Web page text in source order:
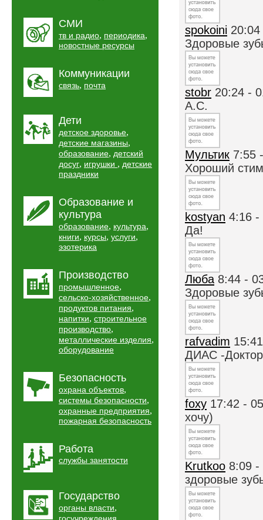
СМИ
тв и радио, периодика,
новостные ресурсы
Коммуникации
связь, почта
Дети
детское здоровье,
детские магазины,
образование, детский
досуг, игрушки , детские
праздники
Образование и
культура
образование, культура,
книги, курсы, услуги,
эзотерика
Производство
промышленное,
сельско-хозяйственное,
продуктов питания,
напитки, строительное
производство,
металлические изделия,
оборудование
Безопасность
охрана объектов,
системы безопасности,
охранные предприятия,
пожарная безопасность
Работа
службы занятости
Государство
органы власти,
spokoini
Здоровые
stobr 20:24 -
А.С.
Мультик 7:55
Хороший
kostyan 4:16 -
Да!
Люба 8:44 -
Здоровые
rafvadim
ДИАС -Доктор
foxy 17:42 -
хочу)
Krutkoo 8:09 -
здоровые